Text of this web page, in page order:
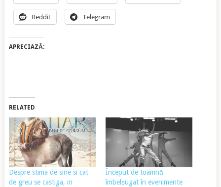
Reddit Telegram
APRECIAZĂ:
RELATED
Despre stima de sine si cat
de greu se castiga, in
Început de toamnă
îmbelșugat în evenimente